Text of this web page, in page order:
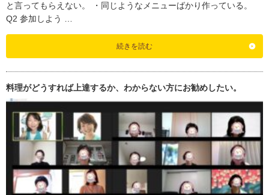
と言ってもらえない。 ・同じようなメニューばかり作っている。
Q2 参加しよう …
続きを読む
料理がどうすれば上達するか、わからない方にお勧めしたい。